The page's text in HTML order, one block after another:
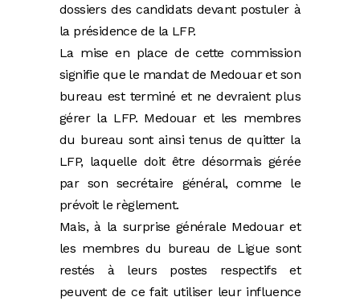
dossiers des candidats devant postuler à
la présidence de la LFP.
La mise en place de cette commission
signifie que le mandat de Medouar et son
bureau est terminé et ne devraient plus
gérer la LFP. Medouar et les membres
du bureau sont ainsi tenus de quitter la
LFP, laquelle doit être désormais gérée
par son secrétaire général, comme le
prévoit le règlement.
Mais, à la surprise générale Medouar et
les membres du bureau de Ligue sont
restés à leurs postes respectifs et
peuvent de ce fait utiliser leur influence